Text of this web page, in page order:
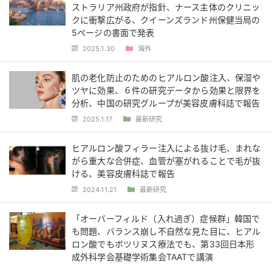
ストラリア州政府が指針、ナース主体のクリニッ
クに衝撃広がる、クイーンズランド州保健当局の
5ページの書面で発表
2025.1.30 海外
肌の老化防止のためのヒアルロン酸注入、保湿や
ツヤに効果、６件の研究データから効果と限界を
分析、中国の研究グループが美容皮膚科誌で報告
2025.1.17 最新研究
ヒアルロン酸フィラー注入による抜け毛、まれな
がら重大な合併症、血管が塞がれることで毛が抜
ける、美容皮膚科誌で報告
2024.11.21 最新研究
「オーバーフィルド（入れ過ぎ）症候群」韓国で
も問題、バランス崩し不自然な見た目に、ヒアル
ロン酸でもボツリヌス療法でも、第33回日本形
成外科学会基礎学術集会TAATで講演